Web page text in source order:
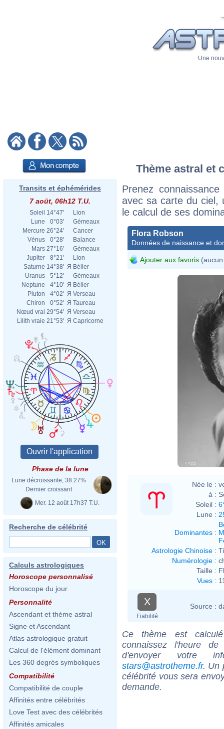
Une
Transits et éphémérides
7 août, 06h12 T.U.
Soleil 14°47'
Lion
Lune
0°03'
Gémeaux
Mercure 26°24'
Cancer
Vénus
0°28'
Balance
Mars 27°16'
Gémeaux
Jupiter
8°21'
Lion
Saturne 14°38' Я Bélier
Uranus
5°12'
Gémeaux
Neptune
4°10' Я Bélier
Pluton
4°02' Я Verseau
Chiron
0°52' Я Taureau
Nœud vrai 29°54' Я Verseau
Lilith vraie 21°53' Я Capricorne
Phase de la lune
Lune décroissante, 38.27%
Dernier croissant
Mer. 12 août 17h37 T.U.
Recherche de célébrité
Calculs astrologiques
Horoscope personnalisé
Horoscope du jour
Personnalité
Ascendant et thème astral
Signe et Ascendant
Atlas astrologique gratuit
Calcul de l'élément dominant
Les 360 degrés symboliques
Compatibilité
Compatibilité de couple
Affinités entre célébrités
Love Test avec des célébrités
Affinités amicales
Thème astral et
Prenez
avec sa carte du ciel,
le calcul de ses
Flora Robson
Données de naissance et
Ajouter aux favoris
Née le :
à :
Soleil :
Lune :
Dominantes :
Astrologie Chinoise :
Numérologie :
Taille :
Vues :
X
Fiabilité
Source :
Ce thème est
connaissez l'heure
d'envoyer votre
stars@astrotheme.fr. Un
célébrité vous sera
demande.